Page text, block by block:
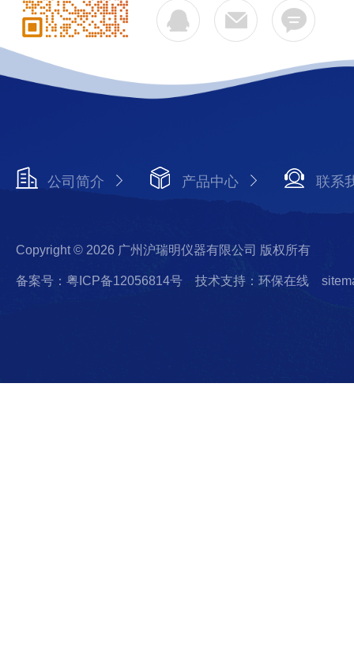
公司简介 产品中心 联系
Copyright © 2026 广州沪瑞明仪器有限公司 版权所有
备案号：粤ICP备12056814号 技术支持：环保在线